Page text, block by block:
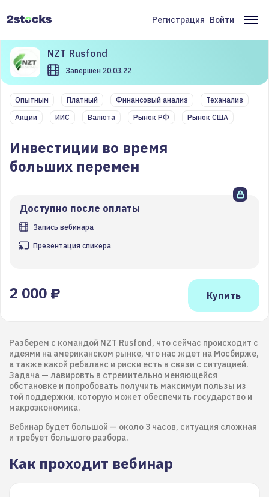
содержанию
Меню
пользователя
Регистрация Войти
NZT Rusfond
Завершен 20.03.22
Инвестиции во время
больших перемен
Доступно после оплаты
Запись вебинара
Презентация спикера
Опытным Платный Финансовый анализ
Теханализ
Акции
ИИС Валюта Рынок РФ Рынок США
2 000 ₽
Разберем с командой NZT Rusfond, что сейчас происходит с
идеями на американском рынке, что нас ждет на Мосбирже,
а также какой ребаланс и риски есть в связи с ситуацией.
Задача — лавировть в стремительно меняющейся
обстановке и попробовать получить максимум пользы из
той поддержки, которую может обеспечить государство и
макроэкономика.
Вебинар будет большой — около 3 часов, ситуация сложная
и требует большого разбора.
Как проходит вебинар